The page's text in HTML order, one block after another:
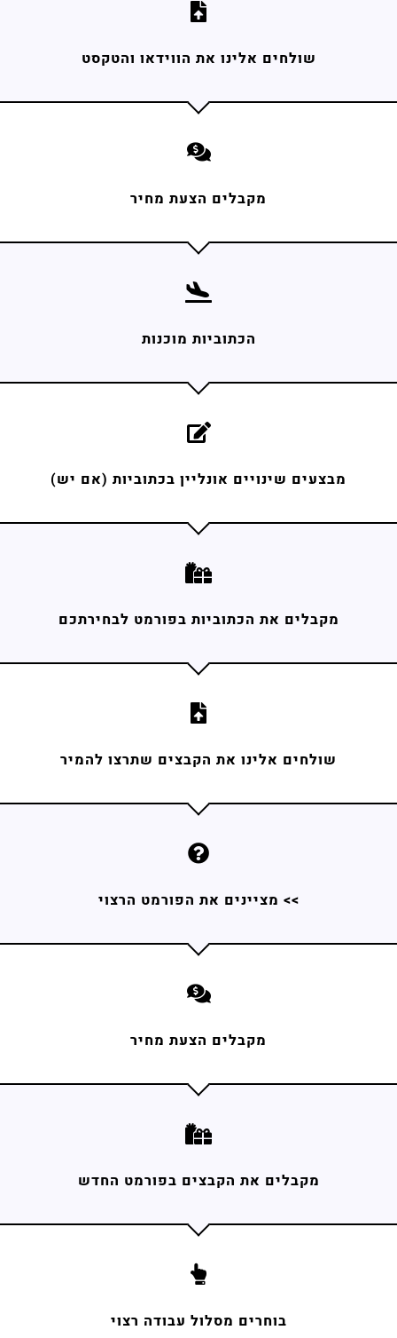
שולחים אלינו את הווידאו והטקסט
מקבלים הצעת מחיר
הכתוביות מוכנות
מבצעים שינויים אונליין בכתוביות (אם יש)
מקבלים את הכתוביות בפורמט לבחירתכם
שולחים אלינו את הקבצים שתרצו להמיר
>> מציינים את הפורמט הרצוי
מקבלים הצעת מחיר
מקבלים את הקבצים בפורמט החדש
בוחרים מסלול עבודה רצוי